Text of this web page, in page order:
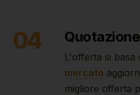
04
L'offerta si basa
mercato
migliore offerta